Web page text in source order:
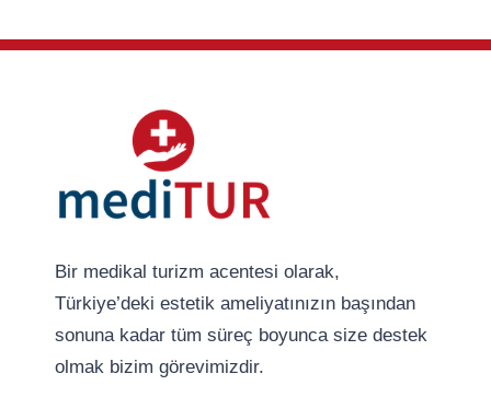
Bir medikal turizm acentesi olarak,
Türkiye’deki estetik ameliyatınızın başından
sonuna kadar tüm süreç boyunca size destek
olmak bizim görevimizdir.